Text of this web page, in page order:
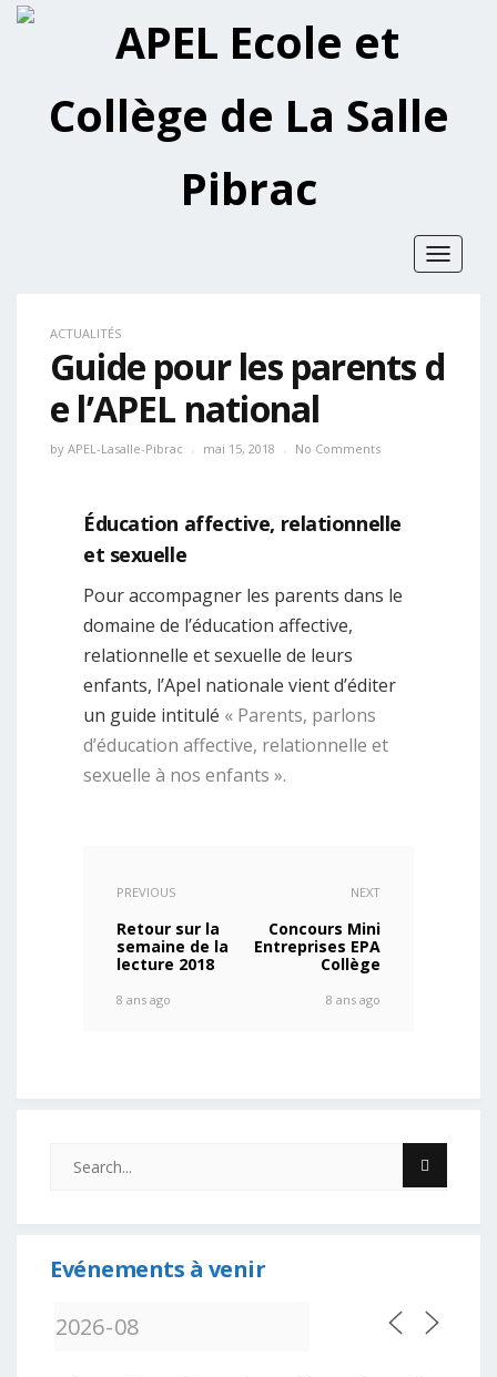
Toggle
ACTUALITÉS
Guide pour les parents d
e l’APEL national
by APEL-Lasalle-Pibrac mai 15, 2018 No Comments
Éducation affective, relationnelle
et sexuelle
Pour accompagner les parents dans le
domaine de l’éducation affective,
relationnelle et sexuelle de leurs
enfants, l’Apel nationale vient d’éditer
un guide intitulé « Parents, parlons
d’éducation affective, relationnelle et
sexuelle à nos enfants ».
PREVIOUS
Retour sur la
semaine de la
lecture 2018
8 ans ago
NEXT
Concours Mini
Entreprises EPA
Collège
8 ans ago
Evénements à venir